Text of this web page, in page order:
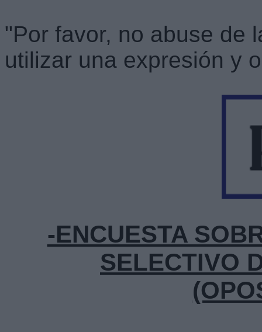
"Por favor, no abuse de
utilizar una expresión y
-ENCUESTA
SELECTIVO